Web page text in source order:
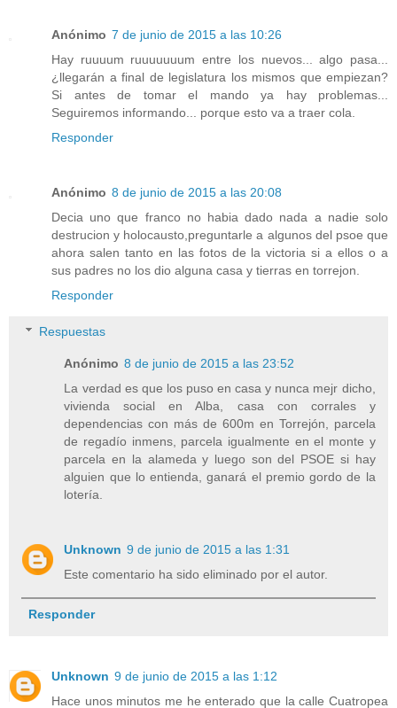
Anónimo 7 de junio de 2015 a las 10:26
Hay ruuuum ruuuuuuum entre los nuevos... algo pasa...
¿llegarán a final de legislatura los mismos que empiezan?
Si antes de tomar el mando ya hay problemas...
Seguiremos informando... porque esto va a traer cola.
Responder
Anónimo 8 de junio de 2015 a las 20:08
Decia uno que franco no habia dado nada a nadie solo
destrucion y holocausto,preguntarle a algunos del psoe que
ahora salen tanto en las fotos de la victoria si a ellos o a
sus padres no los dio alguna casa y tierras en torrejon.
Responder
Respuestas
Anónimo 8 de junio de 2015 a las 23:52
La verdad es que los puso en casa y nunca mejr dicho,
vivienda social en Alba, casa con corrales y
dependencias con más de 600m en Torrejón, parcela
de regadío inmens, parcela igualmente en el monte y
parcela en la alameda y luego son del PSOE si hay
alguien que lo entienda, ganará el premio gordo de la
lotería.
Unknown 9 de junio de 2015 a las 1:31
Este comentario ha sido eliminado por el autor.
Responder
Unknown 9 de junio de 2015 a las 1:12
Hace unos minutos me he enterado que la calle Cuatropea